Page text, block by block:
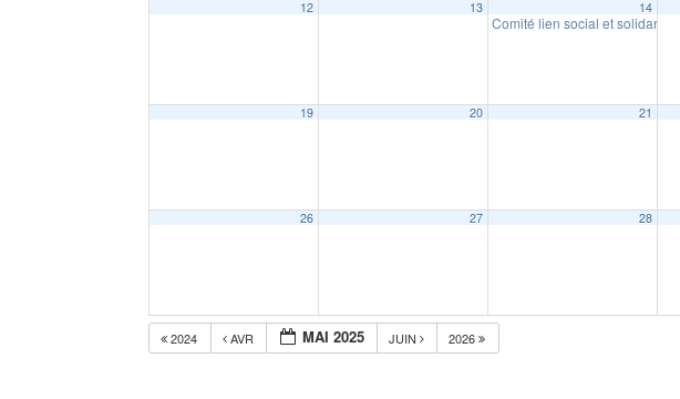
12 13 14
Comité lien social et solidarité
19 20 21
26 27 28
2024 AVR MAI 2025 JUIN 2026